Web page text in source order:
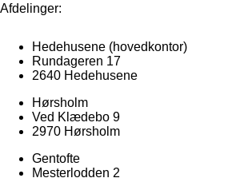
Afdelinger:
Hedehusene (hovedkontor)
Rundageren 17
2640 Hedehusene
Hørsholm
Ved Klædebo 9
2970 Hørsholm
Gentofte
Mesterlodden 2